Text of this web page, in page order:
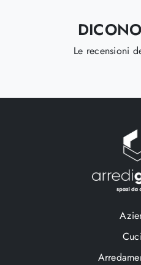
Le recensioni